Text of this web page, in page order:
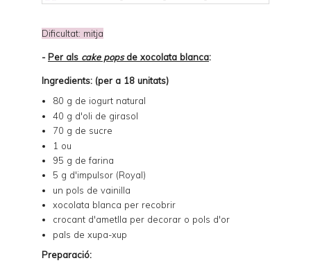
Dificultat: mitja
- Per als cake popsde xocolata blanca:
Ingredients: (per a 18 unitats)
80 g de iogurt natural
40 g d'oli de girasol
70 g de sucre
1 ou
95 g de farina
5 g d'impulsor (Royal)
un pols de vainilla
xocolata blanca per recobrir
crocant d'ametlla per decorar o pols d'or
pals de xupa-xup
Preparació: